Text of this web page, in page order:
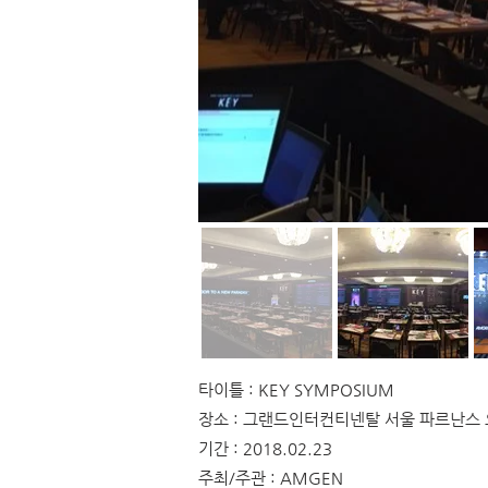
타이틀 : KEY SYMPOSIUM
장소 : 그랜드인터컨티넨탈 서울 파르난스
기간 : 2018.02.23
주최/주관 : AMGEN